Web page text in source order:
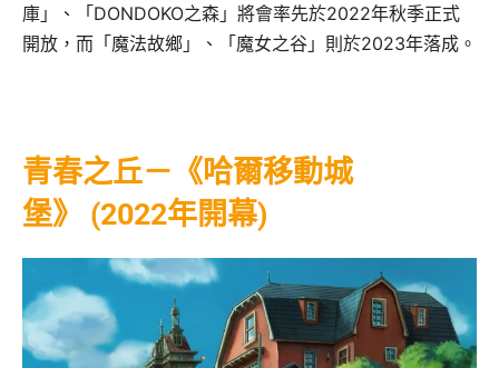
庫」、「DONDOKO之森」將會率先於2022年秋季正式
開放，而「魔法故鄉」、「魔女之谷」則於2023年落成。
青春之丘－《哈爾移動城
堡》
(2022年開幕)